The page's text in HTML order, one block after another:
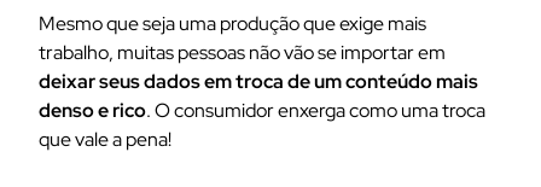
Mesmo que seja uma produção que exige mais
trabalho, muitas pessoas não vão se importar em
deixar seus dados em troca de um conteúdo mais
denso e rico. O consumidor enxerga como uma troca
que vale a pena!